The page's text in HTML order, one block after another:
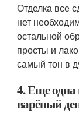
Отделка все
нет
остальной
просты и
самый тон в
4. Еще одна
варёный